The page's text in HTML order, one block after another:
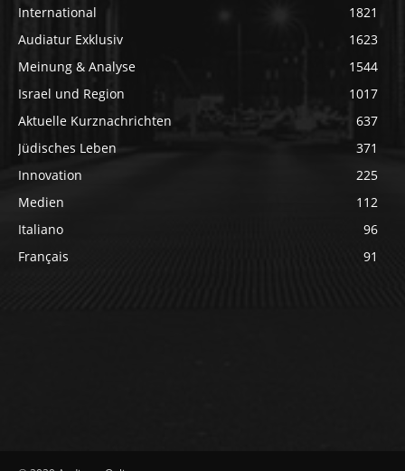
International
1821
Audiatur Exklusiv
1623
Meinung & Analyse
1544
Israel und Region
1017
Aktuelle Kurznachrichten
637
Jüdisches Leben
371
Innovation
225
Medien
112
Italiano
96
Français
91